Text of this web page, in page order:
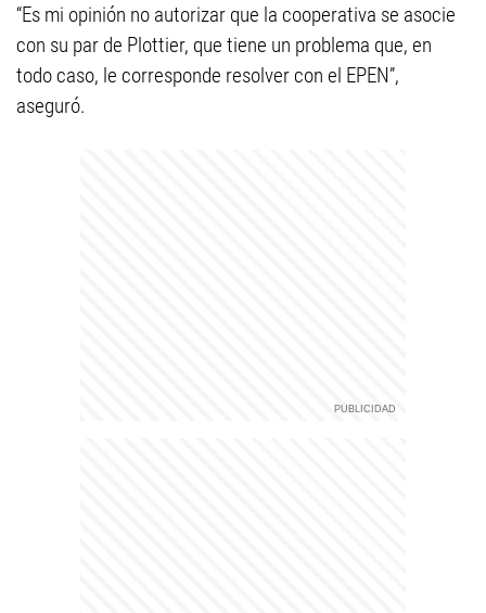
“Es mi opinión no autorizar que la cooperativa se asocie
con su par de Plottier, que tiene un problema que, en
todo caso, le corresponde resolver con el EPEN”,
aseguró.